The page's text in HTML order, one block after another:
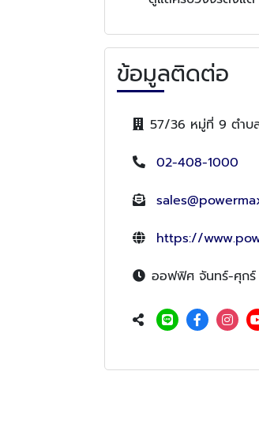
ข้อมูลติดต่อ
57/36 หมู่ที่ 9 ตำบ
02-408-1000
https://
ออฟฟิศ จันทร์-ศุกร์